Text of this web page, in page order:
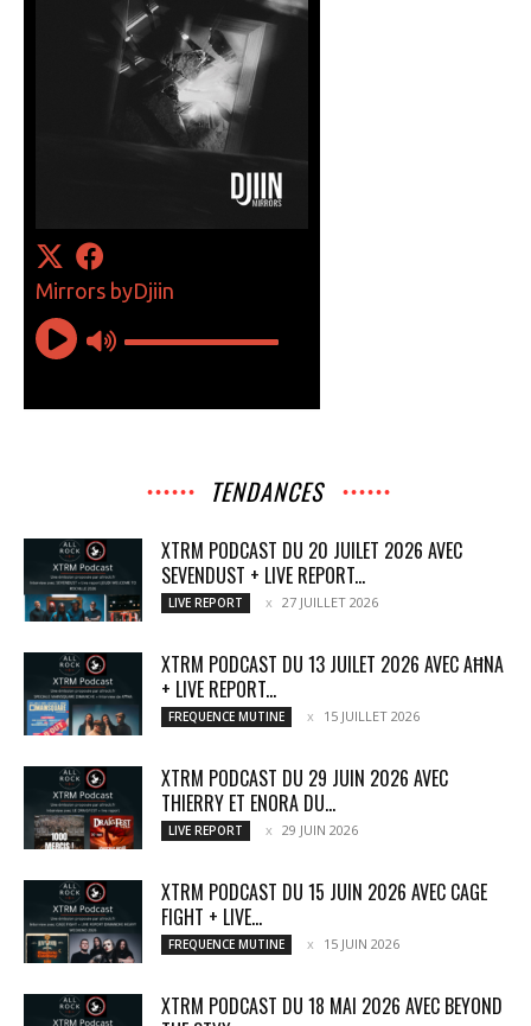
TENDANCES
XTRM PODCAST DU 20 JUILET 2026 AVEC
SEVENDUST + LIVE REPORT...
LIVE REPORT 27 JUILLET 2026
XTRM PODCAST DU 13 JUILET 2026 AVEC AĦNA
+ LIVE REPORT...
FREQUENCE MUTINE 15 JUILLET 2026
XTRM PODCAST DU 29 JUIN 2026 AVEC
THIERRY ET ENORA DU...
LIVE REPORT 29 JUIN 2026
XTRM PODCAST DU 15 JUIN 2026 AVEC CAGE
FIGHT + LIVE...
FREQUENCE MUTINE 15 JUIN 2026
XTRM PODCAST DU 18 MAI 2026 AVEC BEYOND